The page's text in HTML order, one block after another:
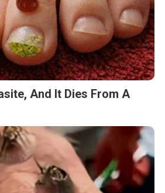
And It Dies From A